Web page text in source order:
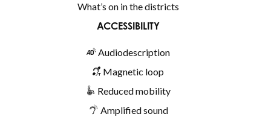
What’s on in the districts
ACCESSIBILITY
Audiodescription
Magnetic loop
Reduced mobility
Amplified sound